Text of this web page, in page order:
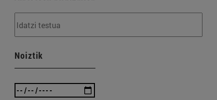
Noiztik